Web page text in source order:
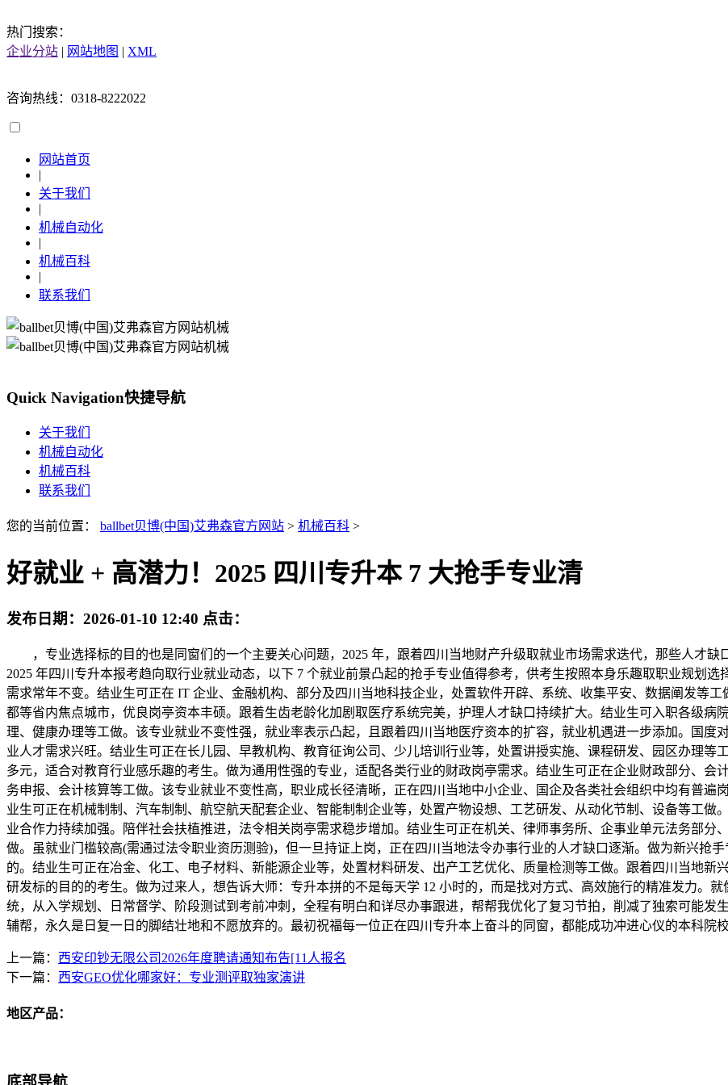
热门搜索：
企业分站 | 网站地图 | XML
咨询热线：0318-8222022
网站首页
|
关于我们
|
机械自动化
|
机械百科
|
联系我们
Quick Navigation快捷导航
关于我们
机械自动化
机械百科
联系我们
您的当前位置： ballbet贝博(中国)艾弗森官方网站 > 机械百科 >
好就业 + 高潜力！2025 四川专升本 7 大抢手专业清
发布日期： 2026-01-10 12:40 点击：
，专业选择标的目的也是同窗们的一个主要关心问题，2025 年，跟着四川当地财产升级取就业市场需求迭代，那些人才缺
2025 年四川专升本报考趋向取行业就业动态，以下 7 个就业前景凸起的抢手专业值得参考，供考生按照本身乐趣取职业规划
需求常年不变。结业生可正在 IT 企业、金融机构、部分及四川当地科技企业，处置软件开辟、系统、收集平安、数据阐发等
都等省内焦点城市，优良岗亭资本丰硕。跟着生齿老龄化加剧取医疗系统完美，护理人才缺口持续扩大。结业生可入职各级病
理、健康办理等工做。该专业就业不变性强，就业率表示凸起，且跟着四川当地医疗资本的扩容，就业机遇进一步添加。国度
业人才需求兴旺。结业生可正在长儿园、早教机构、教育征询公司、少儿培训行业等，处置讲授实施、课程研发、园区办理等
多元，适合对教育行业感乐趣的考生。做为通用性强的专业，适配各类行业的财政岗亭需求。结业生可正在企业财政部分、会
务申报、会计核算等工做。该专业就业不变性高，职业成长径清晰，正在四川当地中小企业、国企及各类社会组织中均有普遍
业生可正在机械制制、汽车制制、航空航天配套企业、智能制制企业等，处置产物设想、工艺研发、从动化节制、设备等工做
业合作力持续加强。陪伴社会扶植推进，法令相关岗亭需求稳步增加。结业生可正在机关、律师事务所、企事业单元法务部分
做。虽就业门槛较高(需通过法令职业资历测验)，但一旦持证上岗，正在四川当地法令办事行业的人才缺口逐渐。做为新兴抢
的。结业生可正在冶金、化工、电子材料、新能源企业等，处置材料研发、出产工艺优化、质量检测等工做。跟着四川当地新
研发标的目的的考生。做为过来人，想告诉大师：专升本拼的不是每天学 12 小时的，而是找对方式、高效施行的精准发力。
统，从入学规划、日常督学、阶段测试到考前冲刺，全程有明白和详尽办事跟进，帮帮我优化了复习节拍，削减了独索可能发
辅帮，永久是日复一日的脚结壮地和不愿放弃的。最初祝福每一位正在四川专升本上奋斗的同窗，都能成功冲进心仪的本科院
上一篇： 西安印钞无限公司2026年度聘请通知布告[11人报名
下一篇： 西安GEO优化哪家好：专业测评取独家演讲
地区产品：
底部导航